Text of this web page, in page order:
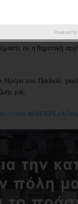
, αλλά με τη χρήση
τα παιδιά τους, τα
με αποτέλεσμα να
αν η δημοτική
του Παιδιού,
μας.
youtu.be/6F8iPLcAOzA
Powered